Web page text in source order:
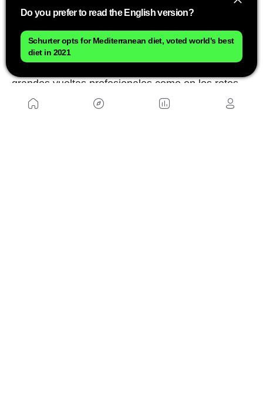
Stelvio y Los Libertadores, cada uno de estos
bicicleta. Son lugares que cualquier aficionado
sueña con coronar al menos una vez en la vida y
grandes vueltas profesionales como en los retos
personales de miles de ciclistas cada temporada.
Do you prefer to read the English version?
Schurter opts for Mediterranean diet, voted world's best
diet in 2021